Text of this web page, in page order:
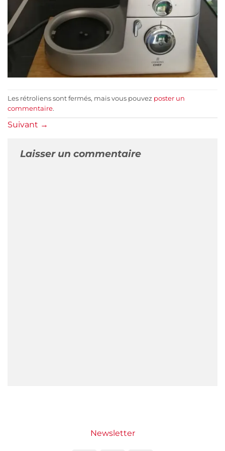
Les rétroliens sont fermés, mais vous pouvez poster un
commentaire.
Suivant →
Laisser un commentaire
Newsletter